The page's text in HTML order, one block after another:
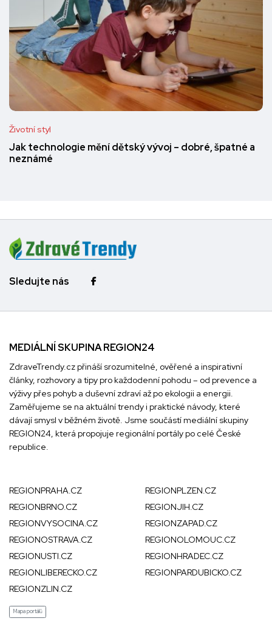
Životní styl
Jak technologie mění dětský vývoj – dobré, špatné a
neznámé
Sledujte nás
MEDIÁLNÍ SKUPINA REGION24
ZdraveTrendy.cz přináší srozumitelné, ověřené a inspirativní
články, rozhovory a tipy pro každodenní pohodu – od prevence a
výživy přes pohyb a duševní zdraví až po ekologii a energii.
Zaměřujeme se na aktuální trendy i praktické návody, které
dávají smysl v běžném životě. Jsme součástí mediální skupiny
REGION24, která propojuje regionální portály po celé České
republice.
REGIONPRAHA.CZ
REGIONPLZEN.CZ
REGIONBRNO.CZ
REGIONJIH.CZ
REGIONVYSOCINA.CZ
REGIONZAPAD.CZ
REGIONOSTRAVA.CZ
REGIONOLOMOUC.CZ
REGIONUSTI.CZ
REGIONHRADEC.CZ
REGIONLIBERECKO.CZ
REGIONPARDUBICKO.CZ
REGIONZLIN.CZ
Mapa portálů